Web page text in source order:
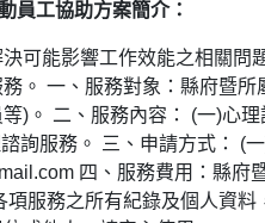
員工協助方案簡介：
可能影響工作效能之相關問
。 一、服務對象：縣府暨
)。 二、服務內容： (一)心
詢服務。 三、申請方式： (
四、服務費用：縣府
服務之所有紀錄及個人資